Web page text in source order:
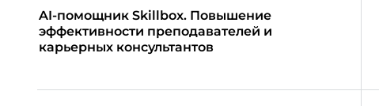
AI-помощник Skillbox. Повышение
эффективности преподавателей и
карьерных консультантов